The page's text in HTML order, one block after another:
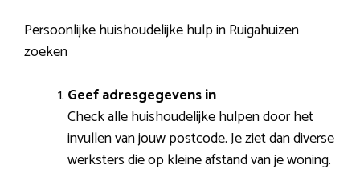
Persoonlijke huishoudelijke hulp in Ruigahuizen
zoeken
Geef adresgegevens in
Check alle huishoudelijke hulpen door het
invullen van jouw postcode. Je ziet dan diverse
werksters die op kleine afstand van je woning.